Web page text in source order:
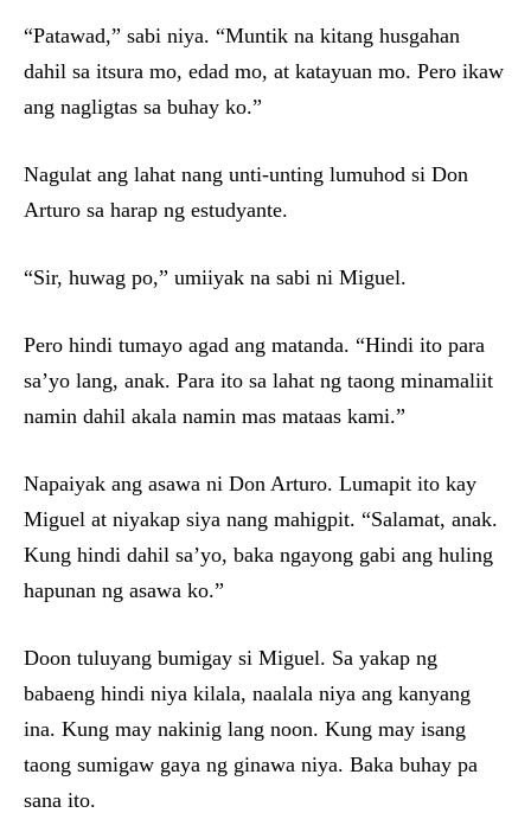
“Patawad,” sabi niya. “Muntik na kitang husgahan
dahil sa itsura mo, edad mo, at katayuan mo. Pero ikaw
ang nagligtas sa buhay ko.”
Nagulat ang lahat nang unti-unting lumuhod si Don
Arturo sa harap ng estudyante.
“Sir, huwag po,” umiiyak na sabi ni Miguel.
Pero hindi tumayo agad ang matanda. “Hindi ito para
sa’yo lang, anak. Para ito sa lahat ng taong minamaliit
namin dahil akala namin mas mataas kami.”
Napaiyak ang asawa ni Don Arturo. Lumapit ito kay
Miguel at niyakap siya nang mahigpit. “Salamat, anak.
Kung hindi dahil sa’yo, baka ngayong gabi ang huling
hapunan ng asawa ko.”
Doon tuluyang bumigay si Miguel. Sa yakap ng
babaeng hindi niya kilala, naalala niya ang kanyang
ina. Kung may nakinig lang noon. Kung may isang
taong sumigaw gaya ng ginawa niya. Baka buhay pa
sana ito.